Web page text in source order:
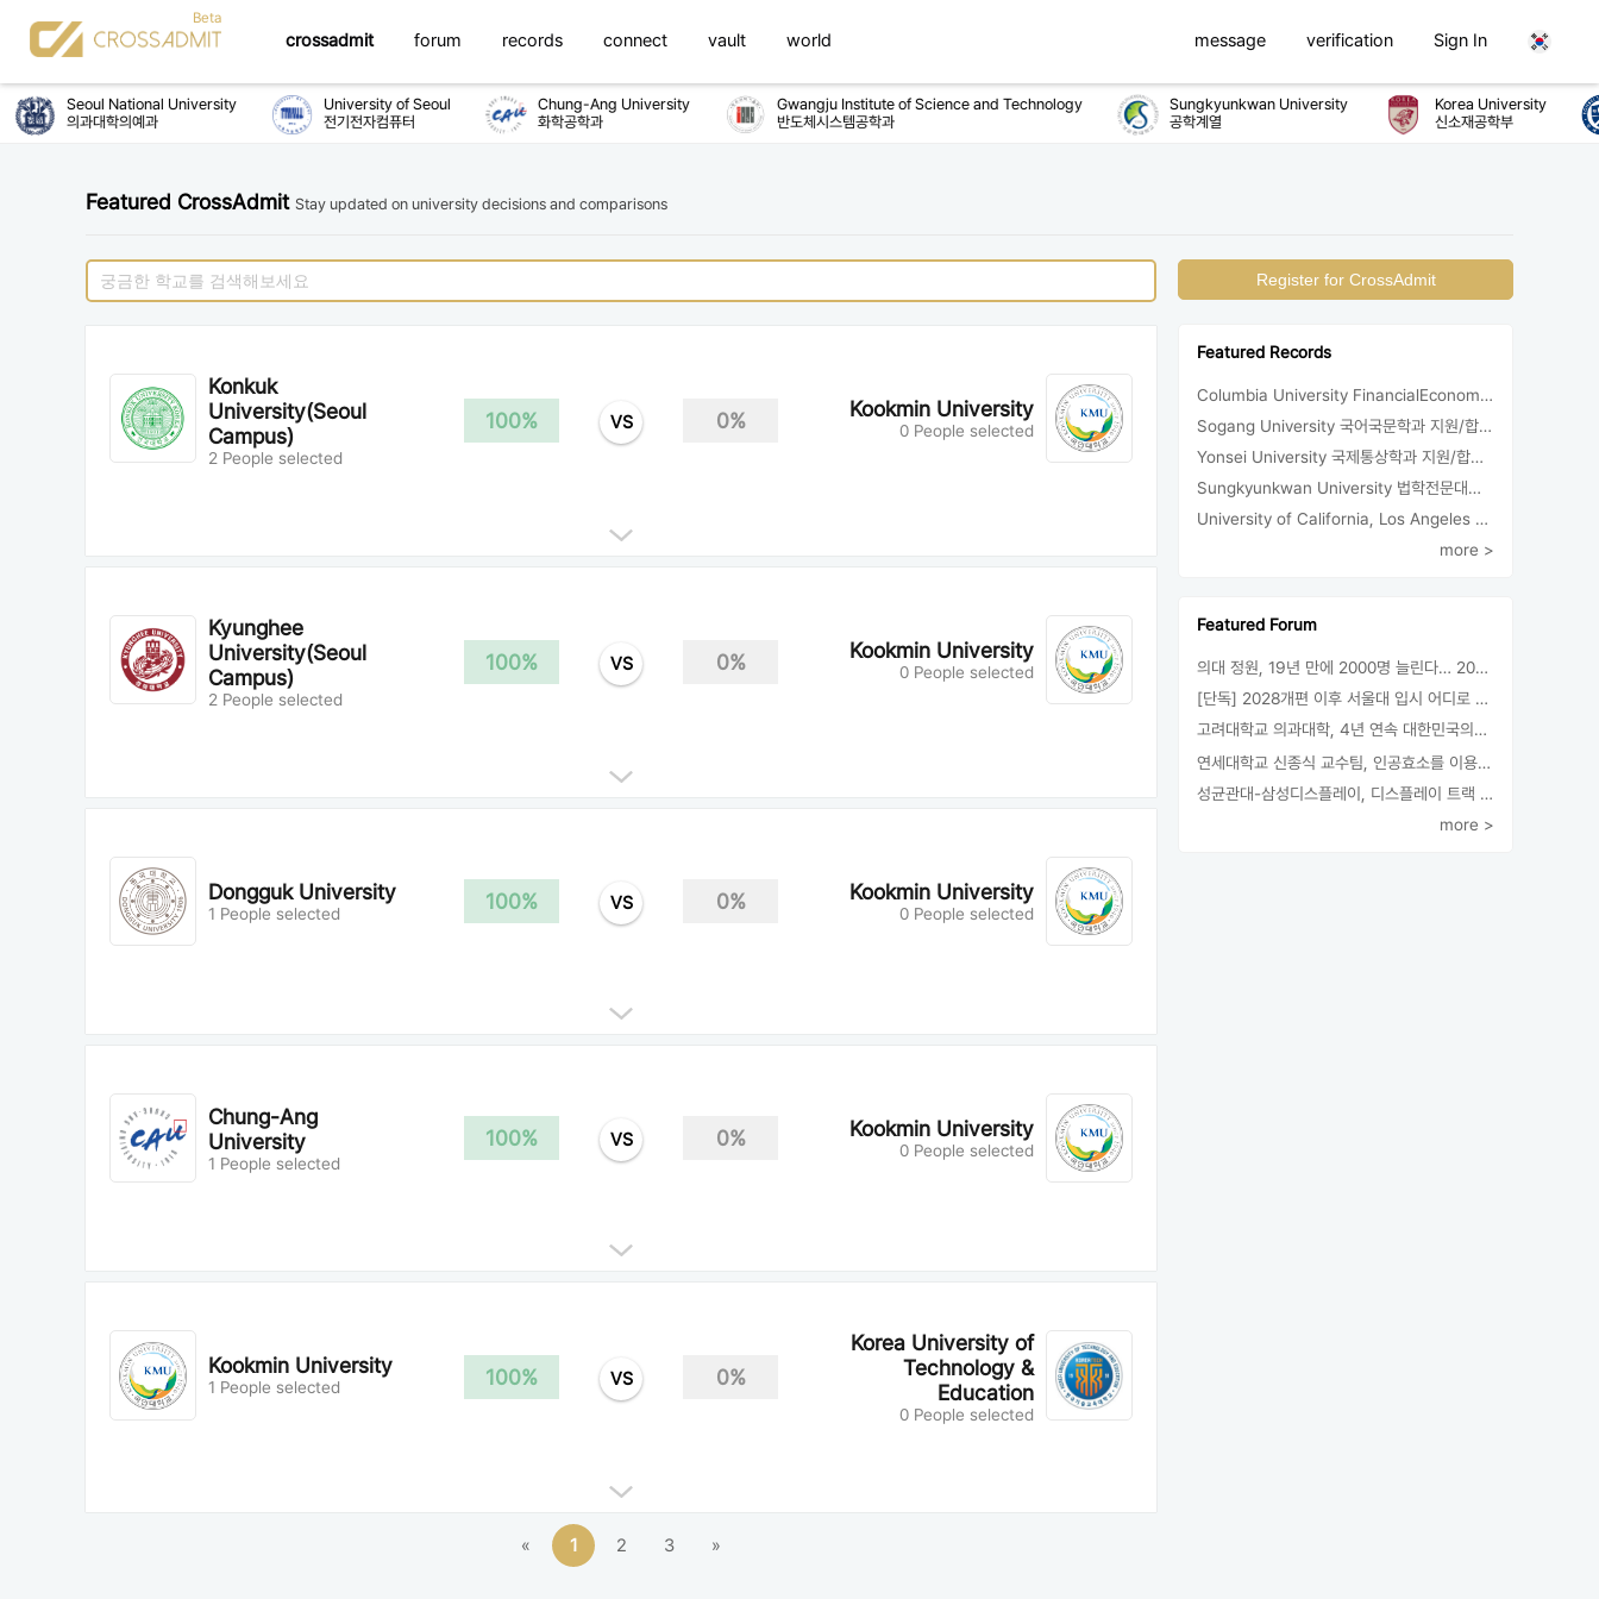
crossadmit forum records connect vault world message verification Sign In
Seoul National University
의과대학의예과
University of Seoul
전기전자컴퓨터
Chung-Ang University
화학공학과
Gwangju Institute of Science and Technology
반도체시스템공학과
Sungkyunkwan University
공학계열
Korea University
신소재공학부
Featured CrossAdmit Stay updated on university decisions and comparisons
Konkuk
University(Seoul
Campus)
2 People selected
100% VS 0% Kookmin University
0 People selected
Kyunghee
University(Seoul
Campus)
2 People selected
100% VS 0% Kookmin University
0 People selected
Dongguk University
1 People selected
100% VS 0% Kookmin University
0 People selected
Chung-Ang
University
1 People selected
100% VS 0% Kookmin University
0 People selected
Kookmin University
1 People selected 100% VS 0%
Korea University of
Technology &
Education
0 People selected
« 1 2 3 »
Register for CrossAdmit
Featured Records
Columbia University FinancialEconomics 지원
Sogang University 국어국문학과 지원/합격/등록
Yonsei University 국제통상학과 지원/합격/등록
Sungkyunkwan University 법학전문대학원 지원/합격
University of California, Los Angeles Sociology 합격
more >
Featured Forum
의대 정원, 19년 만에 2000명 늘린다… 2025년 입시부터 적용
[단독] 2028개편 이후 서울대 입시 어디로 갈까.. ‘정시40% 폐지 추진’
고려대학교 의과대학, 4년 연속 대한민국의학한림원 정회원 최다 배출 外
연세대학교 신종식 교수팀, 인공효소를 이용한 아민의 키랄전환 세계 최초로 성공
성균관대-삼성디스플레이, 디스플레이 트랙 운영 협약 체결
more >